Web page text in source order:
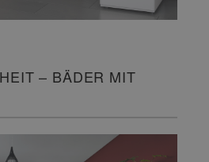
– BÄDER MIT